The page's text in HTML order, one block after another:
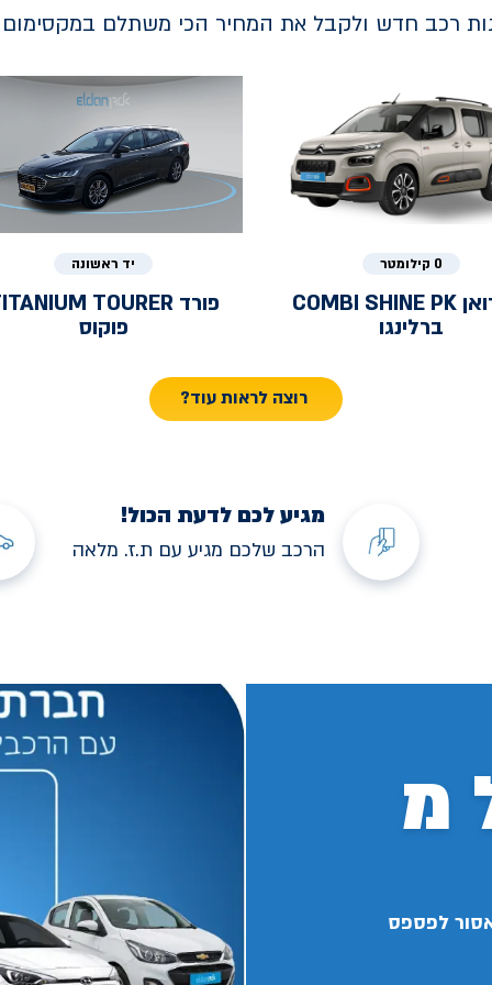
רכב חדש ולקבל את המחיר הכי משתלם במקסימום
0 קילומטר
COMBI SHINE PK
ברלינגו
יד ראשונה
פורד TOURER
פוקוס
רוצה לראות עוד?
מגיע לכם לדעת הכול!
הרכב שלכם מגיע עם ת.ז. מלאה
מ
לפספס